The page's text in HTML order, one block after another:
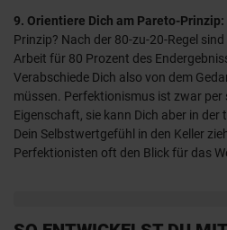
9. Orientiere Dich am Pareto-Prinzip:
Prinzip? Nach der 80-zu-20-Regel
Arbeit für 80 Prozent des
Verabschiede Dich also von dem
müssen. Perfektionismus ist zwar per
Eigenschaft, sie kann Dich aber in
Dein Selbstwertgefühl in den Keller
Perfektionisten oft den Blick für das